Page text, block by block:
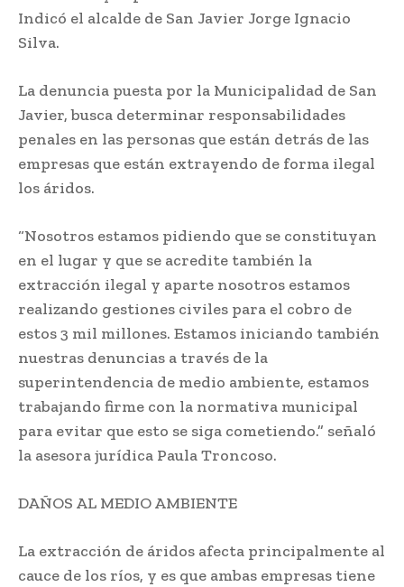
Indicó el alcalde de San Javier Jorge Ignacio
Silva.
La denuncia puesta por la Municipalidad de San
Javier, busca determinar responsabilidades
penales en las personas que están detrás de las
empresas que están extrayendo de forma ilegal
los áridos.
“Nosotros estamos pidiendo que se constituyan
en el lugar y que se acredite también la
extracción ilegal y aparte nosotros estamos
realizando gestiones civiles para el cobro de
estos 3 mil millones. Estamos iniciando también
nuestras denuncias a través de la
superintendencia de medio ambiente, estamos
trabajando firme con la normativa municipal
para evitar que esto se siga cometiendo.” señaló
la asesora jurídica Paula Troncoso.
DAÑOS AL MEDIO AMBIENTE
La extracción de áridos afecta principalmente al
cauce de los ríos, y es que ambas empresas tiene